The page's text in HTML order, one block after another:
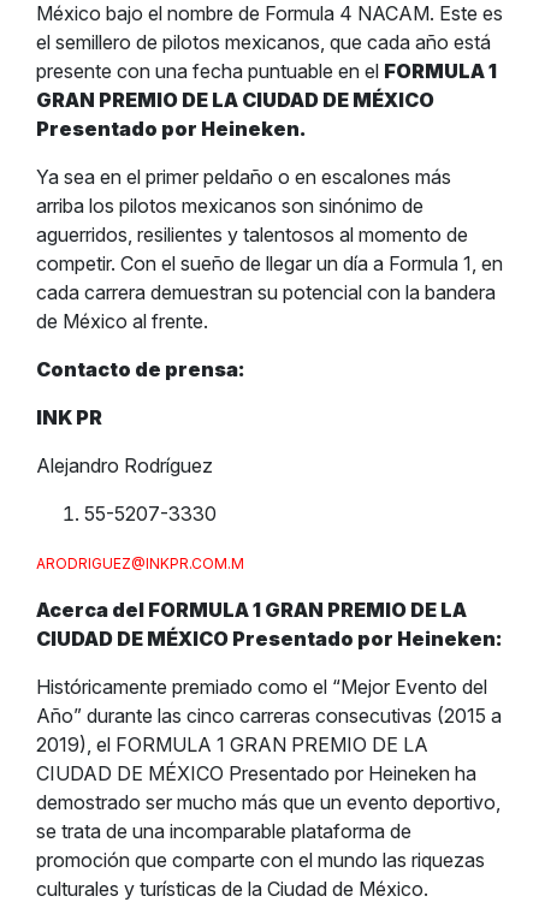
México bajo el nombre de Formula 4 NACAM. Este es
el semillero de pilotos mexicanos, que cada año está
presente con una fecha puntuable en el FORMULA 1
GRAN PREMIO DE LA CIUDAD DE MÉXICO
Presentado por Heineken.
Ya sea en el primer peldaño o en escalones más
arriba los pilotos mexicanos son sinónimo de
aguerridos, resilientes y talentosos al momento de
competir. Con el sueño de llegar un día a Formula 1, en
cada carrera demuestran su potencial con la bandera
de México al frente.
Contacto de prensa:
INK PR
Alejandro Rodríguez
55-5207-3330
ARODRIGUEZ@INKPR.COM.M
Acerca del FORMULA 1 GRAN PREMIO DE LA
CIUDAD DE MÉXICO Presentado por Heineken:
Históricamente premiado como el “Mejor Evento del
Año” durante las cinco carreras consecutivas (2015 a
2019), el FORMULA 1 GRAN PREMIO DE LA
CIUDAD DE MÉXICO Presentado por Heineken ha
demostrado ser mucho más que un evento deportivo,
se trata de una incomparable plataforma de
promoción que comparte con el mundo las riquezas
culturales y turísticas de la Ciudad de México.